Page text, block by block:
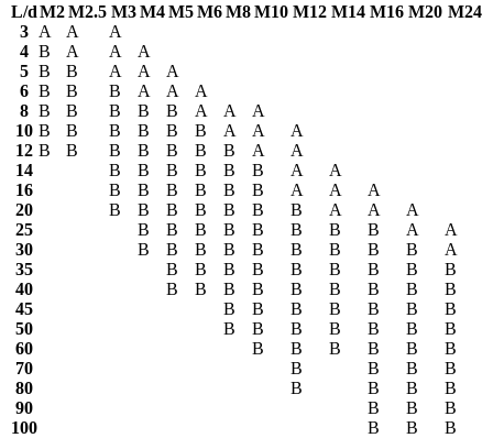
L/dМ2М2.5 М3 М4 М5 М6 М8 М10 М12 М14 М16 М20 М24
3
А А
А
4 В А А
А
5 В В А А
А
6 В В В А А
А
8 В В В В В А А
А
10 В В В В В В А А
А
12 В В В В В В В А
А
14
В В В В В В А
А
16
В В В В В В А А
А
20
В В В В В В В А А
А
25
В В В В В В В В А
А
30
В В В В В В В В В
А
35
В В В В В В В В
В
40
В В В В В В В В
В
45
В В В В В В
В
50
В В В В В В
В
60
В В В В В
В
70
В В В
В
80
В В В
В
90
В В
В
100
В В В